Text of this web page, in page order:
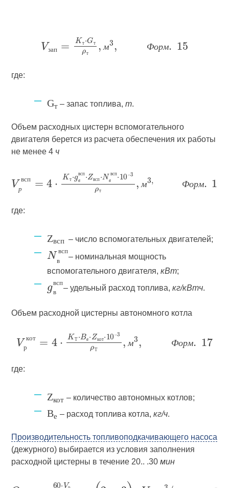
зап
м Ф орм
где:
Gт – запас топлива,т.
Объем расходных цистерн вспомогательного
двигателя берется из расчета обеспечения их работы
не менее 4 ч
в сп
т
в
всп
в
т
м Ф о рм
где:
Zвсп – число вспомогательных двигателей;
– номинальная мощность
вспомогательного двигателя,кВт;
в
– удельный расход топлива, кг/кВтч.
Объем расходной цистерны автономного котла
р
м Ф орм
где:
Zкот – количество автономных котлов;
Bе – расход топлива котла,кг/ч.
Производительность топливоподкачивающего насоса
(дежурного) выбирается из условия заполнения
расходной цистерны в течение 20.. .30мин